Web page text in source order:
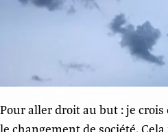
Pour aller droit au but : je